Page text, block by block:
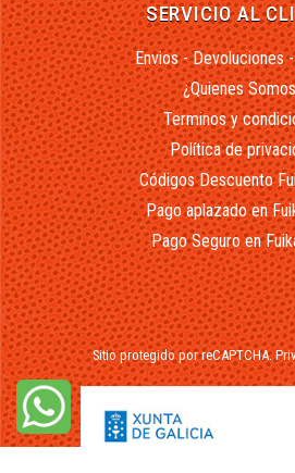
SERVICIO AL
Envios - Devoluciones
¿Quienes
Terminos y
Política de
Códigos Descuento
Pago aplazado en
Pago Seguro en
Sitio protegido por reCAPTCHA.